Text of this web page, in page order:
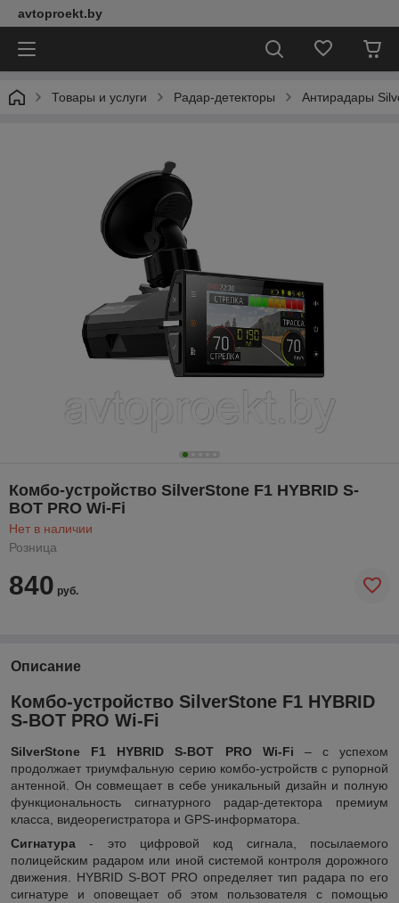
avtoproekt.by
Товары и услуги Радар-детекторы Антирадары
Комбо-устройство SilverStone F1 HYBRID S-
BOT PRO Wi-Fi
Нет в наличии
Розница
840 руб.
Описание
Комбо-устройство SilverStone F1 HYBRID
S-BOT PRO Wi-Fi
SilverStone F1 HYBRID S-BOT PRO Wi-Fi – с успехом
продолжает триумфальную серию комбо-устройств с рупорной
антенной. Он совмещает в себе уникальный дизайн и полную
функциональность сигнатурного радар-детектора премиум
класса, видеорегистратора и GPS-информатора.
Сигнатура - это цифровой код сигнала, посылаемого
полицейским радаром или иной системой контроля дорожного
движения. HYBRID S-BOT PRO определяет тип радара по его
сигнатуре и оповещает об этом пользователя с помощью